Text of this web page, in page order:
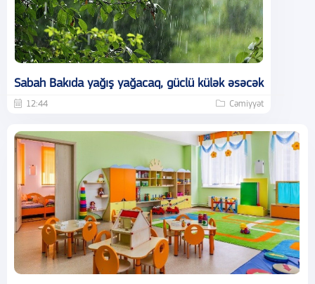
Sabah Bakıda yağış yağacaq, güclü külək əsəcək
12:44 Cəmiyyət